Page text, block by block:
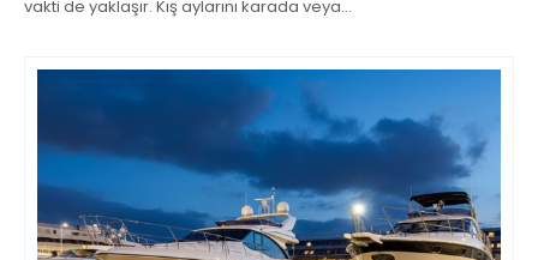
vakti de yaklaşır. Kış aylarını karada veya…